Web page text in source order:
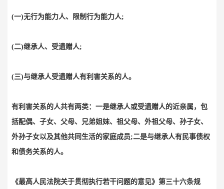
(一)无行为能力人、限制行为能力人;
(二)继承人、受遗赠人;
(三)与继承人受遗赠人有利害关系的人。
有利害关系的人共有两类：一是继承人或受遗赠人的近亲属，包
括配偶、子女、父母、兄弟姐妹、祖父母、外祖父母、孙子女、
外孙子女以及其他共同生活的家庭成员;二是与继承人有民事债权
和债务关系的人。
《最高人民法院关于贯彻执行若干问题的意见》第三十六条规